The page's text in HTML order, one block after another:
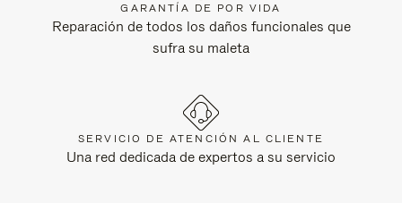
GARANTÍA DE POR VIDA
Reparación de todos los daños funcionales que
sufra su maleta
SERVICIO DE ATENCIÓN AL CLIENTE
Una red dedicada de expertos a su servicio